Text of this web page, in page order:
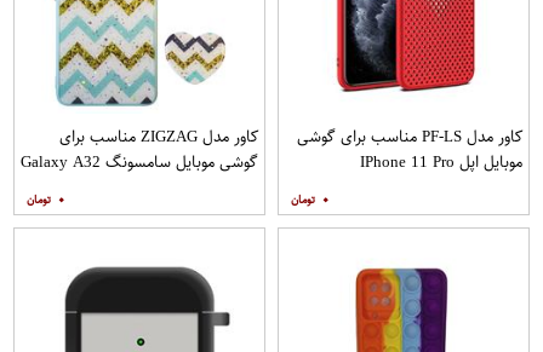
کاور مدل PF-LS مناسب برای گوشی
موبایل اپل IPhone 11 Pro
۰
کاور مدل ZIGZAG مناسب برای
گوشی موبایل سامسونگ Galaxy A32
۰